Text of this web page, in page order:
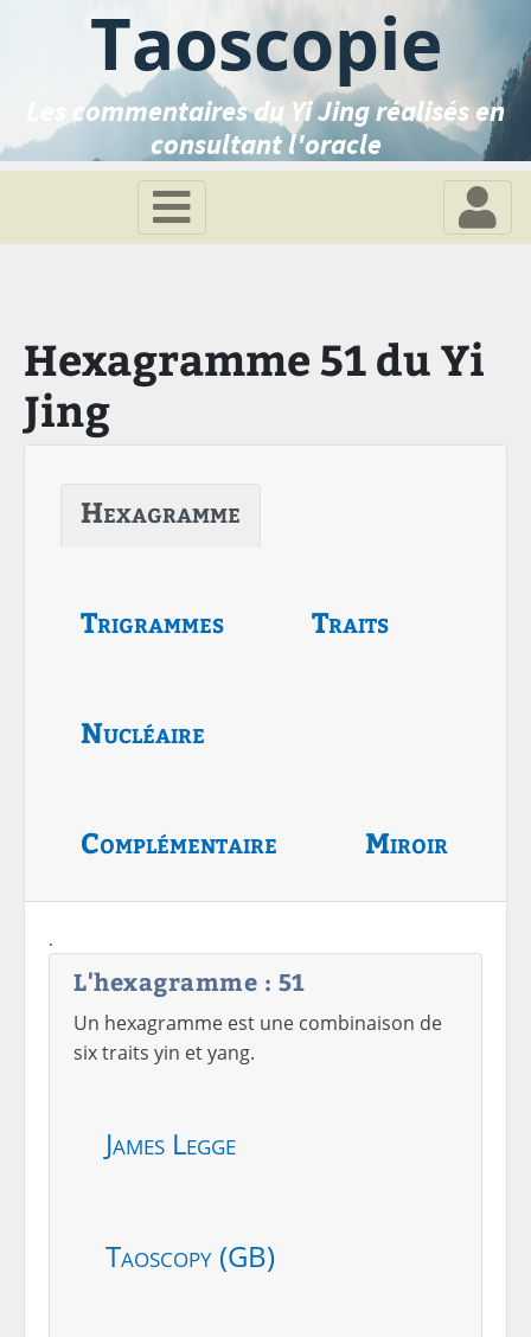
Taoscopie
Les commentaires du Yi Jing réalisés en
consultant l'oracle
Hexagramme 51 du Yi
Jing
Hexagramme
Trigrammes Traits
Nucléaire
Complémentaire Miroir
.
L'hexagramme : 51
Un hexagramme est une combinaison de
six traits yin et yang.
James Legge
Taoscopy (GB)